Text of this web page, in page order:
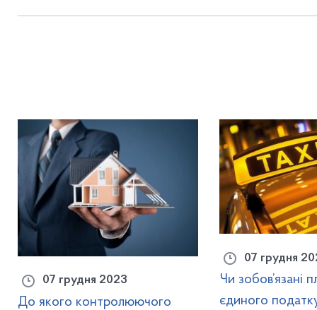
07 грудня 2023
До якого контролюючого
07 грудня
Чи зобов’язані
єдиного